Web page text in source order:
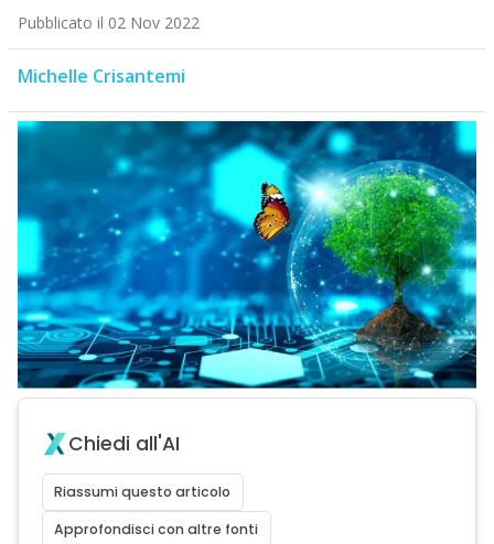
Pubblicato il 02 Nov 2022
Michelle Crisantemi
Chiedi all'AI
Riassumi questo articolo
Approfondisci con altre fonti